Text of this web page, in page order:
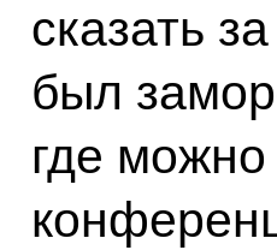
сказать
был
где